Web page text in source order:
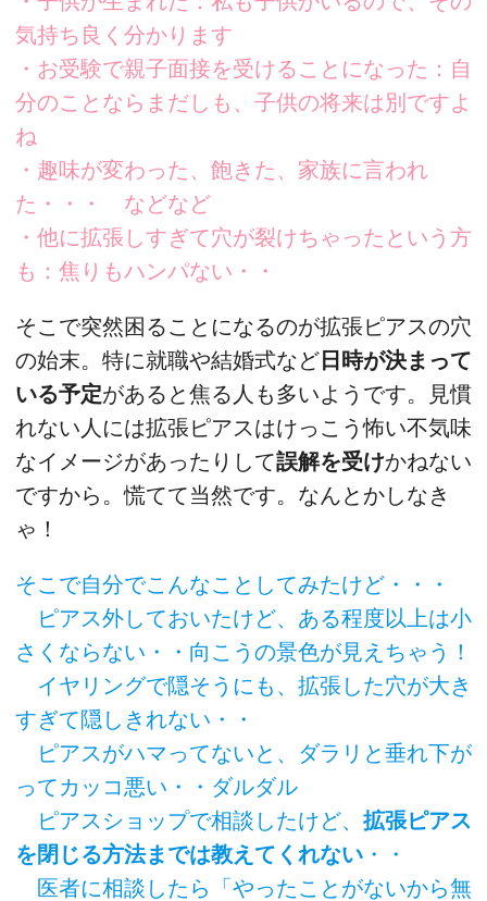
気持ち良く分かります
・お受験で親子面接を受けることになった：自
分のことならまだしも、子供の将来は別ですよ
ね
・趣味が変わった、飽きた、家族に言われ
た・・・ などなど
・他に拡張しすぎて穴が裂けちゃったという方
も：焦りもハンパない・・
そこで突然困ることになるのが拡張ピアスの穴
の始末。特に就職や結婚式など 日時が決まって
いる予定があると焦る人も多いようです。見慣
れない人には拡張ピアスはけっこう怖い不気味
なイメージがあったりして誤解を受けかねない
ですから。慌てて当然です。なんとかしなき
ゃ！
そこで自分でこんなことしてみたけど・・・
ピアス外しておいたけど、ある程度以上は小
さくならない・・向こうの景色が見えちゃう！
イヤリングで隠そうにも、拡張した穴が大き
すぎて隠しきれない・・
ピアスがハマってないと、ダラリと垂れ下が
ってカッコ悪い・・ダルダル
ピアスショップで相談したけど、 拡張ピアス
を閉じる方法までは教えてくれない ・・
医者に相談したら「やったことがないから無